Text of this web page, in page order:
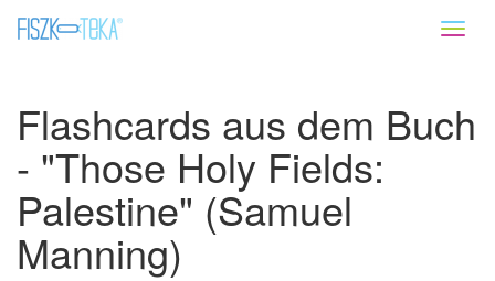
Flashcards aus dem Buch
- "Those Holy Fields:
Palestine" (Samuel
Manning)